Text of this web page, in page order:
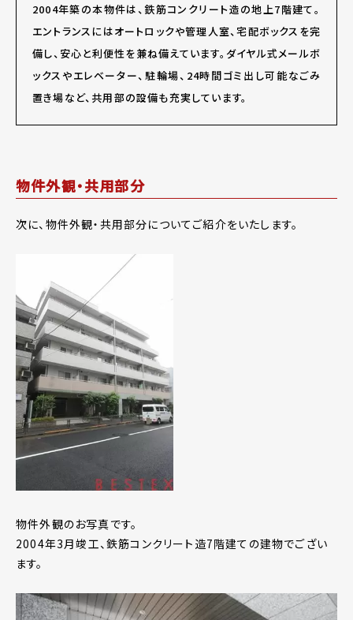
2004年築の本物件は、鉄筋コンクリート造の地上7階建て。
エントランスにはオートロックや管理人室、宅配ボックスを完
備し、安心と利便性を兼ね備えています。ダイヤル式メールボ
ックスやエレベーター、駐輪場、24時間ゴミ出し可能なごみ
置き場など、共用部の設備も充実しています。
物件外観・共用部分
次に、物件外観・共用部分についてご紹介をいたします。
物件外観のお写真です。
2004年3月竣工、鉄筋コンクリート造7階建ての建物でござい
ます。